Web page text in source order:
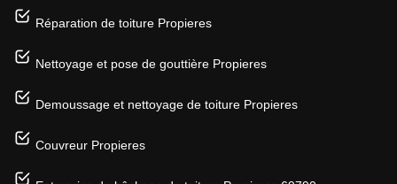
Réparation de toiture Propieres
Nettoyage et pose de gouttière Propieres
Demoussage et nettoyage de toiture Propieres
Couvreur Propieres